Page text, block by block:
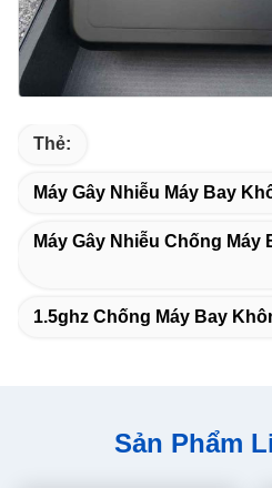
Thẻ:
Máy Gây Nhiễu Máy Bay
Máy Gây Nhiễu Chống
1.5ghz Chống Máy Bay
Sản Phẩm